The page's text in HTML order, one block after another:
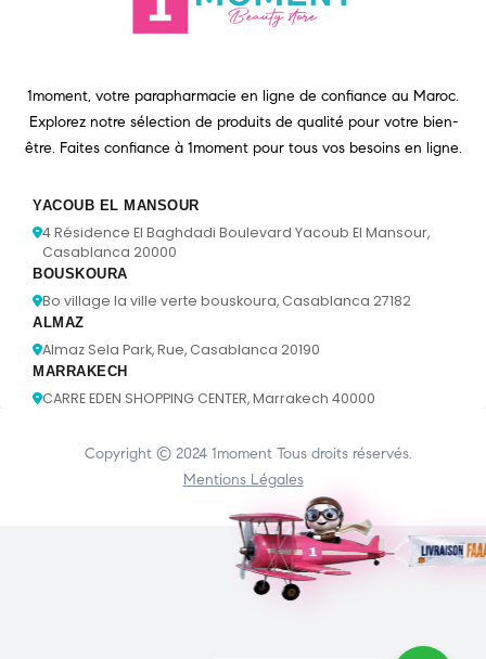
1moment, votre parapharmacie en ligne de confiance au Maroc.
Explorez notre sélection de produits de qualité pour votre bien-
être. Faites confiance à 1moment pour tous vos besoins en ligne.
YACOUB EL MANSOUR
4 Résidence El Baghdadi Boulevard Yacoub El Mansour,
Casablanca 20000
BOUSKOURA
Bo village la ville verte bouskoura, Casablanca 27182
ALMAZ
Almaz Sela Park, Rue, Casablanca 20190
MARRAKECH
CARRE EDEN SHOPPING CENTER, Marrakech 40000
Copyright © 2024 1moment Tous droits réservés.
Mentions Légales